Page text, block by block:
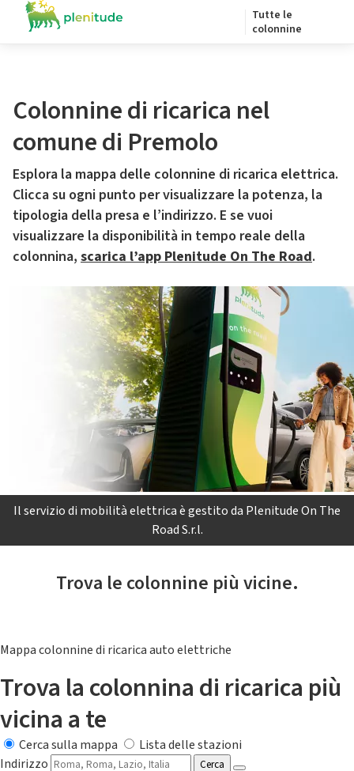
Tutte le
colonnine
Colonnine di ricarica nel
comune di Premolo
Esplora la mappa delle colonnine di ricarica elettrica.
Clicca su ogni punto per visualizzare la potenza, la
tipologia della presa e l’indirizzo. E se vuoi
visualizzare la disponibilità in tempo reale della
colonnina, scarica l’app Plenitude On The Road.
Il servizio di mobilità elettrica è gestito da Plenitude On The
Road S.r.l.
Trova le colonnine più vicine.
Mappa colonnine di ricarica auto elettriche
Trova la colonnina di ricarica più
vicina a te
Cerca sulla mappa
Lista delle stazioni
Indirizzo
Cerca